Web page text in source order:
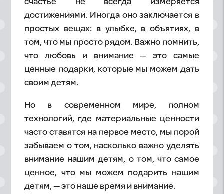
счастье не всегда измеряется
достижениями. Иногда оно заключается в
простых вещах: в улыбке, в объятиях, в
том, что мы просто рядом. Важно помнить,
что любовь и внимание — это самые
ценные подарки, которые мы можем дать
своим детям.
Но в современном мире, полном
технологий, где материальные ценности
часто ставятся на первое место, мы порой
забываем о том, насколько важно уделять
внимание нашим детям, о том, что самое
ценное, что мы можем подарить нашим
детям, — это наше время и внимание.